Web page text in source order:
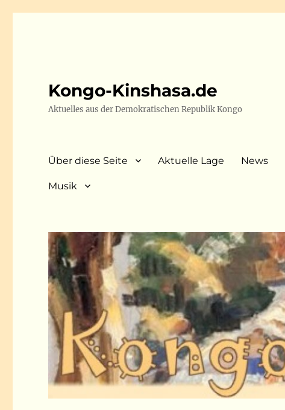
Kongo-Kinshasa.de
Aktuelles aus der Demokratischen Republik Kongo
Über diese Seite Aktuelle Lage News
Musik